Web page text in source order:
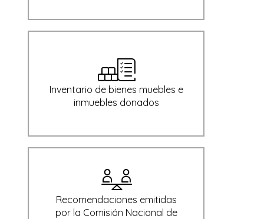
Inventario de bienes muebles e
inmuebles donados
Recomendaciones emitidas
por la Comisión Nacional de